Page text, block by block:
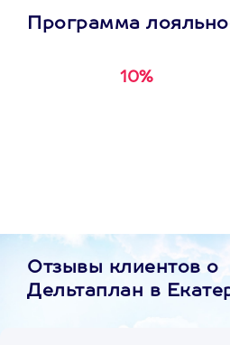
Программа
10%
Отзывы клиентов о
Дельтаплан в